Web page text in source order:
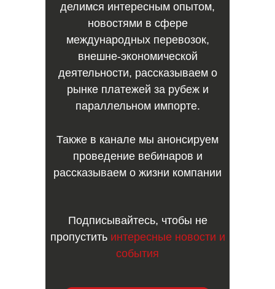
делимся интересным опытом,
новостями в сфере
международных перевозок,
внешне-экономической
деятельности, рассказываем о
рынке платежей за рубеж и
параллельном импорте.
Подписывайтесь, чтобы не
пропустить интересные новости и
события
Также в канале мы анонсируем
проведение вебинаров и
рассказываем о жизни компании